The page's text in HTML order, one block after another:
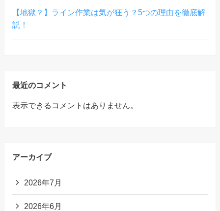
【地獄？】ライン作業は気が狂う？5つの理由を徹底解
説！
最近のコメント
表示できるコメントはありません。
アーカイブ
2026年7月
2026年6月